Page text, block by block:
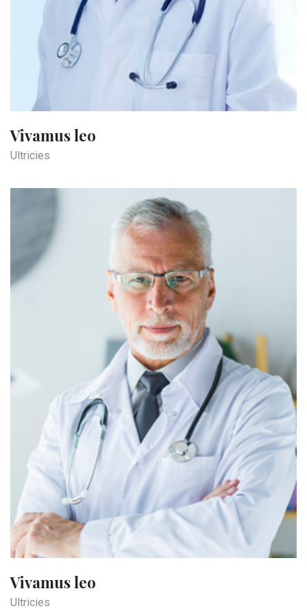
Vivamus leo
Ultricies
Vivamus leo
Ultricies